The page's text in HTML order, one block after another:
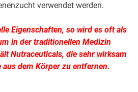
verwendet werden.
Eigenschaften, so wird es oft als
in der traditionellen Medizin
Nutraceuticals, die sehr wirksam
dem Körper zu entfernen.